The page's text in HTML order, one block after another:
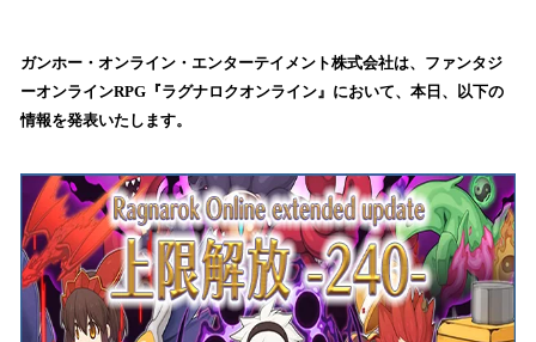
！
数
を
込
み
中
で
す
ガンホー・オンライン・エンターテイメント株式会社は、ファンタジ
ーオンラインRPG『ラグナロクオンライン』において、本日、以下の
情報を発表いたします。